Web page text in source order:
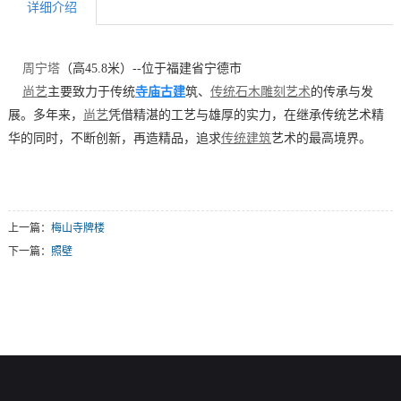
详细介绍
周宁塔（高45.8米）--位于福建省宁德市
尚艺主要致力于传统寺庙古建筑、 传统石木雕刻艺术的传承与发
展。多年来， 尚艺凭借精湛的工艺与雄厚的实力，在继承传统艺术精
华的同时，不断创新，再造精品，追求传统建筑艺术的最高境界。
上一篇： 梅山寺牌楼
下一篇： 照壁